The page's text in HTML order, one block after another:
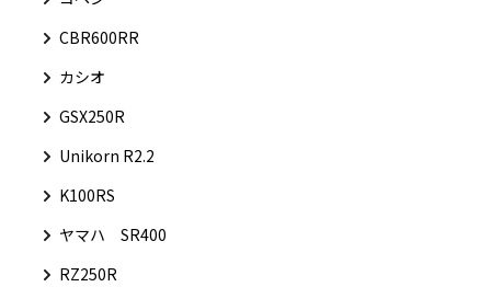
CBR600RR
カシオ
GSX250R
Unikorn R2.2
K100RS
ヤマハ SR400
RZ250R